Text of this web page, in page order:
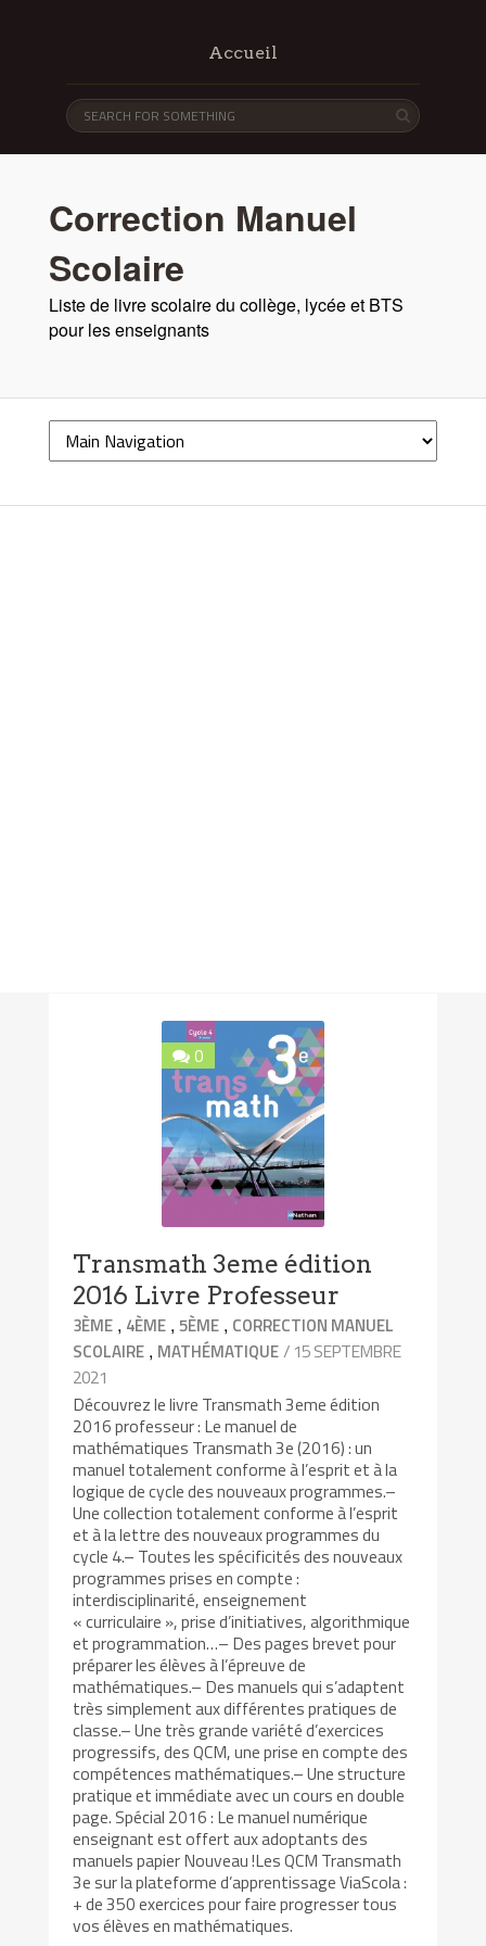
Accueil
Correction Manuel
Scolaire
Liste de livre scolaire du collège, lycée et BTS
pour les enseignants
0
Transmath 3eme édition
2016 Livre Professeur
3ÈME , 4ÈME ,5ÈME , CORRECTION MANUEL
SCOLAIRE , MATHÉMATIQUE/ 15 SEPTEMBRE
2021
Découvrez le livre Transmath 3eme édition
2016 professeur : Le manuel de
mathématiques Transmath 3e (2016) : un
manuel totalement conforme à l’esprit et à la
logique de cycle des nouveaux programmes.–
Une collection totalement conforme à l’esprit
et à la lettre des nouveaux programmes du
cycle 4.– Toutes les spécificités des nouveaux
programmes prises en compte :
interdisciplinarité, enseignement
« curriculaire », prise d’initiatives, algorithmique
et programmation…– Des pages brevet pour
préparer les élèves à l’épreuve de
mathématiques.– Des manuels qui s’adaptent
très simplement aux différentes pratiques de
classe.– Une très grande variété d’exercices
progressifs, des QCM, une prise en compte des
compétences mathématiques.– Une structure
pratique et immédiate avec un cours en double
page. Spécial 2016 : Le manuel numérique
enseignant est offert aux adoptants des
manuels papier Nouveau !Les QCM Transmath
3e sur la plateforme d’apprentissage ViaScola :
+ de 350 exercices pour faire progresser tous
vos élèves en mathématiques.